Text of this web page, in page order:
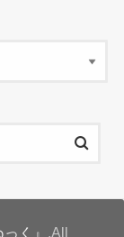
く』 .All